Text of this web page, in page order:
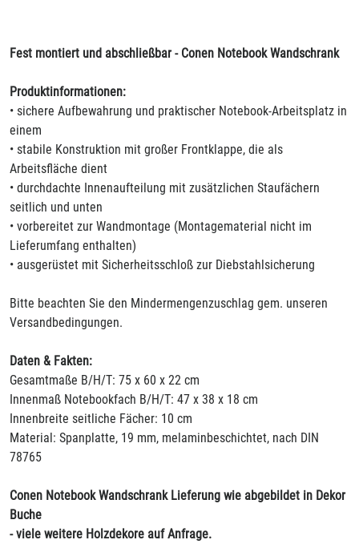
Fest montiert und abschließbar - Conen Notebook Wandschrank
Produktinformationen:
• sichere Aufbewahrung und praktischer Notebook-Arbeitsplatz in
einem
• stabile Konstruktion mit großer Frontklappe, die als
Arbeitsfläche dient
• durchdachte Innenaufteilung mit zusätzlichen Staufächern
seitlich und unten
• vorbereitet zur Wandmontage (Montagematerial nicht im
Lieferumfang enthalten)
• ausgerüstet mit Sicherheitsschloß zur Diebstahlsicherung
Bitte beachten Sie den Mindermengenzuschlag gem. unseren
Versandbedingungen.
Daten & Fakten:
Gesamtmaße B/H/T: 75 x 60 x 22 cm
Innenmaß Notebookfach B/H/T: 47 x 38 x 18 cm
Innenbreite seitliche Fächer: 10 cm
Material: Spanplatte, 19 mm, melaminbeschichtet, nach DIN
78765
Conen Notebook Wandschrank Lieferung wie abgebildet in Dekor
Buche
- viele weitere Holzdekore auf Anfrage.